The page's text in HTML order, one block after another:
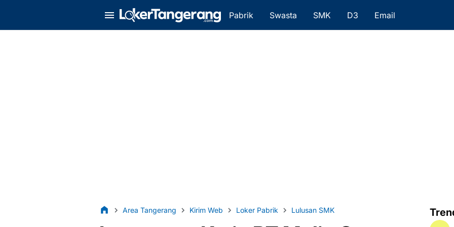
Pabrik Swasta SMK D3 Email
Area Tangerang Kirim Web Loker Pabrik Lulusan SMK